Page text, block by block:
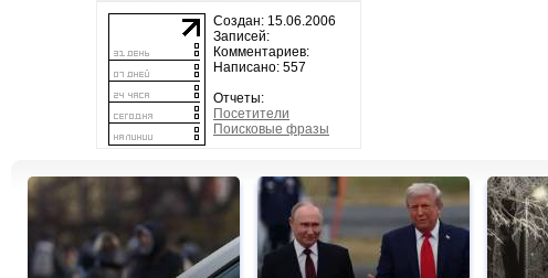
Создан: 15.06.2006
Записей:
Комментариев:
Написано: 557
Отчеты:
Посетители
Поисковые фразы